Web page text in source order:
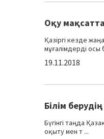
Оқу
Қазіргі кезде
мұғалімдерді осы
19.11.2018
Білім
Бүгінгі таңда
оқыту мен т ...